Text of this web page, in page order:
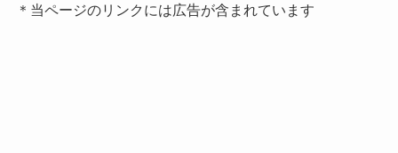
＊当ページのリンクには広告が含まれています